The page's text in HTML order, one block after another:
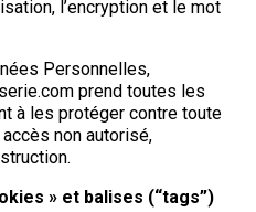
l’encryption et le mot
Personnelles,
prend toutes les
à les protéger contre toute
non autorisé,
» et balises (“tags”)